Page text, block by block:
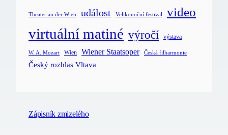
Theater an der Wien událost Velikonoční festival video
virtuální matiné výročí výstava
W. A. Mozart Wien Wiener Staatsoper Česká filharmonie
Český rozhlas Vltava
Zápisník zmizelého